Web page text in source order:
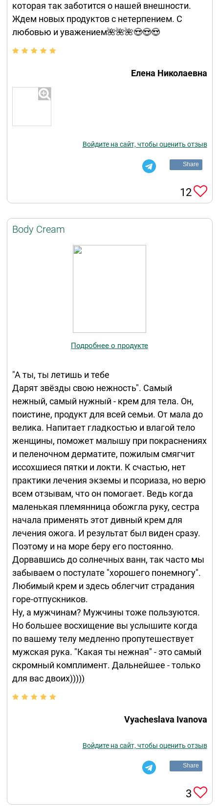
которая так заботится о нашей внешности.
Ждем новых продуктов с нетерпением. С
любовью и уважением🌺🌺🌺😍😍😍
Елена Николаевна
Войдите на сайт, чтобы оценить отзыв
Share
12
Body Cream
Подробнее о продукте
"А ты, ты летишь и тебе
Дарят звёзды свою нежность". Самый
нежный, самый нужный - крем для тела. Он,
поистине, продукт для всей семьи. От мала до
велика. Напитает гладкостью и влагой тело
женщины, поможет малышу при покраснениях
и пеленочном дерматите, пожилым смягчит
иссохшиеся пятки и локти. К счастью, нет
практики лечения экземы и псориаза, но верю
всем отзывам, что он помогает. Ведь когда
маленькая племянница обожгла руку, сестра
начала применять этот дивный крем для
лечения ожога. И результат был виден сразу.
Поэтому и на море беру его постоянно.
Дорвавшись до солнечных ванн, так часто мы
забываем о постулате "хорошего понемногу".
Любимый крем и здесь облегчит страдания
горе-отпускников.
Ну, а мужчинам? Мужчины тоже пользуются.
Но большее восхищение вы услышите когда
по вашему телу медленно пропутешествует
мужская рука. "Какая ты нежная" - это самый
скромный комплимент. Дальнейшее - только
для вас двоих)))))
Vyacheslava Ivanova
Войдите на сайт, чтобы оценить отзыв
Share
3